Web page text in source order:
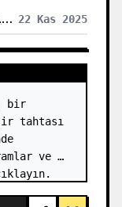
22 Kas 2025
bir
tahtası
ve